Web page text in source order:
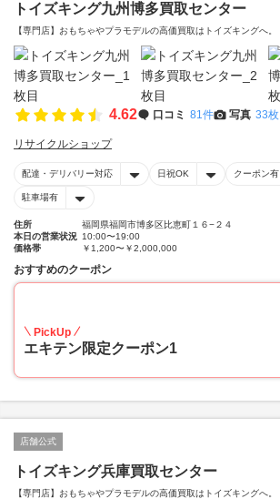
トイズキング九州博多買取センター
【専門店】おもちゃやプラモデルの高価買取はトイズキングへ。‎
4.62 口コミ 81件 写真 33枚
リサイクルショップ
配達・デリバリー対応 日祝OK クーポン有
駐車場有
住所
福岡県福岡市博多区比恵町１６−２４
本日の営業状況 10:00〜19:00
価格帯
￥1,200〜￥2,000,000
おすすめのクーポン
PickUp
エキテン限定クーポン1
店舗公式
トイズキング兵庫買取センター
【専門店】おもちゃやプラモデルの高価買取はトイズキングへ。‎